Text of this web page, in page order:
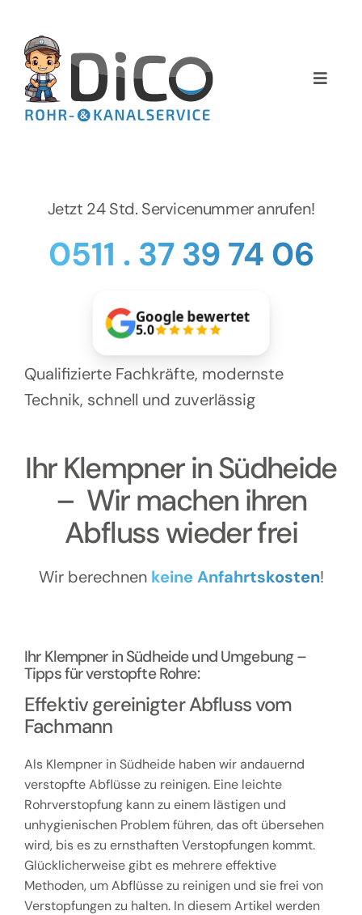
springen
Toggle
Home
Services
Preise
NEWS
Kontakt
Jetzt 24 Std. Servicenummer anrufen!
0511 . 37 39 74 06
Google bewertet
5.0
Qualifizierte Fachkräfte, modernste
Technik, schnell und zuverlässig
Ihr Klempner in Südheide
– Wir machen ihren
Abfluss wieder frei
Wir berechnen keine Anfahrtskosten!
Ihr Klempner in Südheide und Umgebung –
Tipps für verstopfte Rohre:
Effektiv gereinigter Abfluss vom
Fachmann
Als Klempner in Südheide haben wir andauernd
verstopfte Abflüsse zu reinigen. Eine leichte
Rohrverstopfung kann zu einem lästigen und
unhygienischen Problem führen, das oft übersehen
wird, bis es zu ernsthaften Verstopfungen kommt.
Glücklicherweise gibt es mehrere effektive
Methoden, um Abflüsse zu reinigen und sie frei von
Verstopfungen zu halten. In diesem Artikel werden